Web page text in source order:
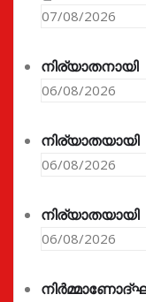
07/08/2026
നിര്യാതനായി
06/08/2026
നിര്യാതയായി
06/08/2026
നിര്യാതയായി
06/08/2026